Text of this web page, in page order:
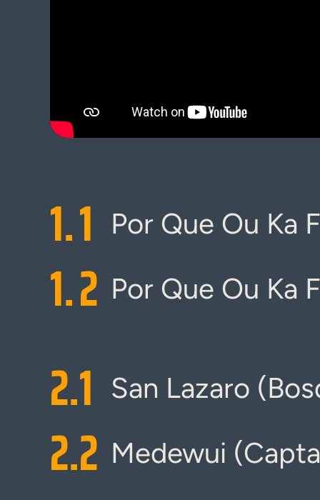
1.1 Por Que Ou Ka
1.2 Por Que Ou Ka
2.1 San Lazaro
2.2 Medewui